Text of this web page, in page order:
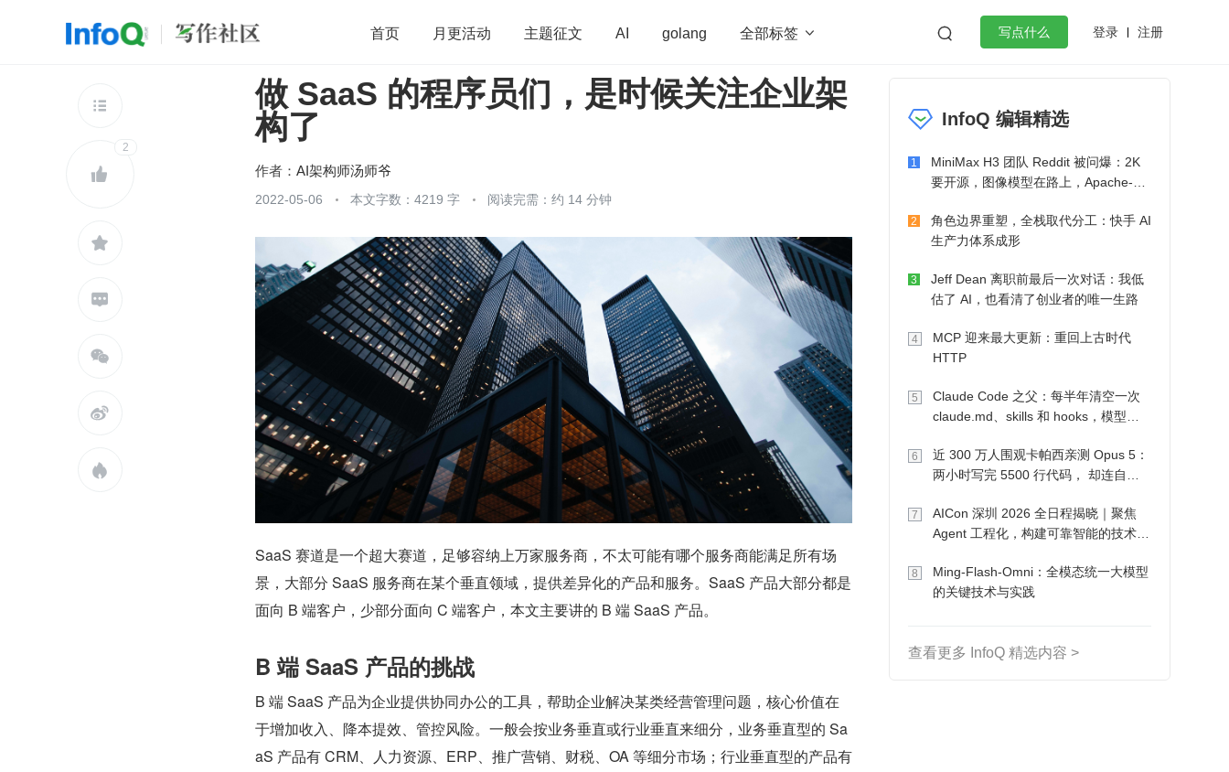
首页 月更活动 主题征文 AI golang 全部标签   写点什么 登录 注册
开源 架构 OpenHarmony 算法 学习方法 Web3.0 高效工作
微服务架构 flutter
查看更多


2





做 SaaS 的程序员们，是时候关注企业架
构了
作者： AI架构师汤师爷
2022-05-06 本文字数：4219 字 阅读完需：约 14 分钟
SaaS 赛道是一个超大赛道，足够容纳上万家服务商，不太可能有哪个服务商能满足所有场
景，大部分 SaaS 服务商在某个垂直领域，提供差异化的产品和服务。SaaS 产品大部分都是
面向 B 端客户，少部分面向 C 端客户，本文主要讲的 B 端 SaaS 产品。
B 端 SaaS 产品的挑战
B 端 SaaS 产品为企业提供协同办公的工具，帮助企业解决某类经营管理问题，核心价值在
于增加收入、降本提效、管控风险。一般会按业务垂直或行业垂直来细分，业务垂直型的 Sa
aS 产品有 CRM、人力资源、ERP、推广营销、财税、OA 等细分市场；行业垂直型的产品有
InfoQ 编辑精选
1
MiniMax H3 团队 Reddit 被问爆：2K
要开源，图像模型在路上，Apache-2.0
2
角色边界重塑，全栈取代分工：快手 AI
生产力体系成形
3
Jeff Dean 离职前最后一次对话：我低
估了 AI，也看清了创业者的唯一生路
4
MCP 迎来最大更新：重回上古时代
HTTP
5
Claude Code 之父：每半年清空一次
claude.md、skills 和 hooks，模型自
6
近 300 万人围观卡帕西亲测 Opus 5：
两小时写完 5500 行代码， 却连自己
7
AICon 深圳 2026 全日程揭晓｜聚焦
Agent 工程化，构建可靠智能的技术路
8
Ming-Flash-Omni：全模态统一大模型
的关键技术与实践
查看更多 InfoQ 精选内容 >